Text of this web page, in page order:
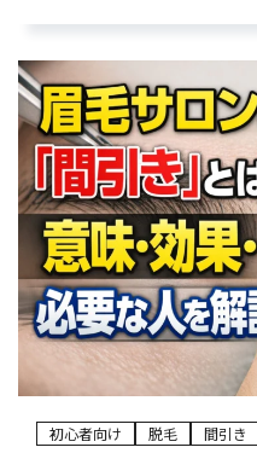
初心者向け 脱毛 間引き